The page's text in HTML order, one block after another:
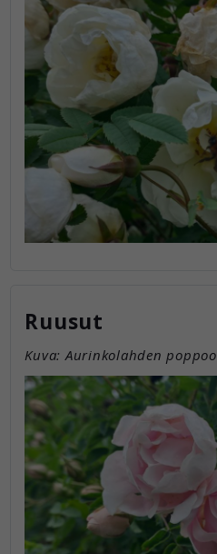
Ruusut
Kuva: Aurinkolahden poppoo